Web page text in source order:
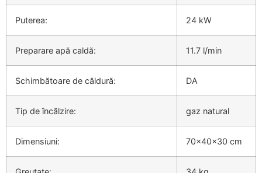
Puterea: 24 kW
Preparare apă caldă: 11.7 l/min
Schimbătoare de căldură: DA
Tip de încălzire: gaz natural
Dimensiuni: 70x40x30 cm